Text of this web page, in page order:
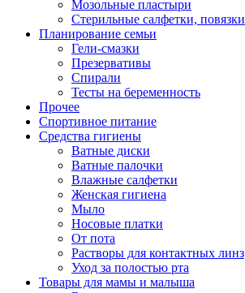
Мозольные пластыри
Стерильные салфетки, повязки
Планирование семьи
Гели-смазки
Презервативы
Спирали
Тесты на беременность
Прочее
Спортивное питание
Средства гигиены
Ватные диски
Ватные палочки
Влажные салфетки
Женская гигиена
Мыло
Носовые платки
От пота
Растворы для контактных линз
Уход за полостью рта
Товары для мамы и малыша